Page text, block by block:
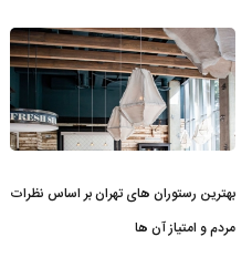
بهترین رستوران های تهران بر اساس نظرات
مردم و امتیاز آن ها